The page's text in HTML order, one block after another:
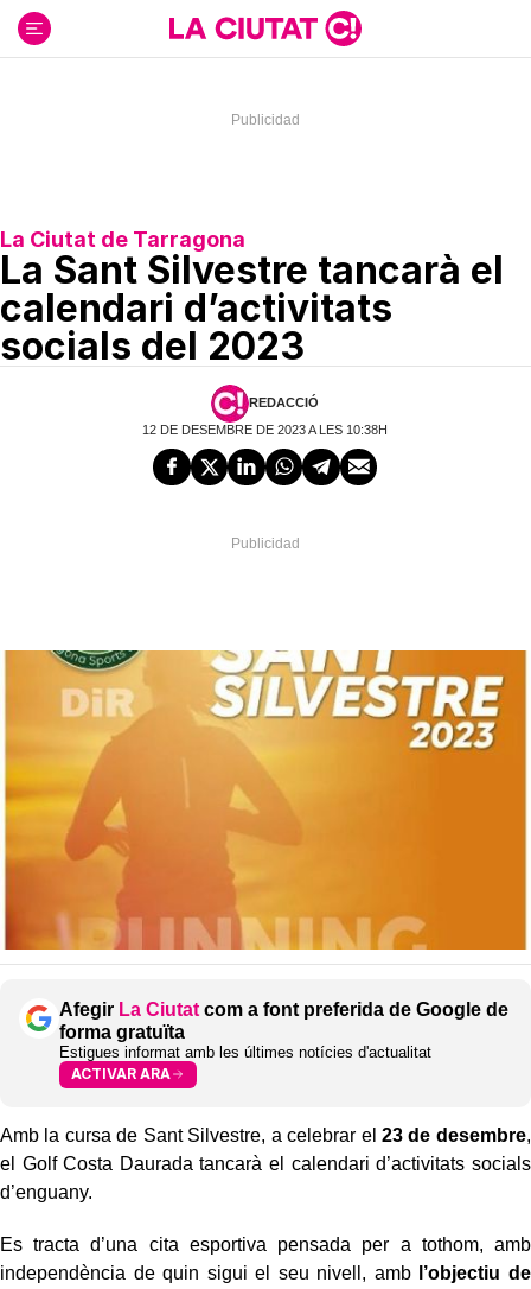
contenido
La Ciutat de Tarragona
La Sant Silvestre tancarà el
calendari d’activitats
socials del 2023
REDACCIÓ
12 DE DESEMBRE DE 2023 A LES 10:38H
Afegir La Ciutat com a font preferida de Google de
forma gratuïta
Estigues informat amb les últimes notícies d'actualitat
ACTIVAR ARA
Amb la cursa de Sant Silvestre, a celebrar el23 de desembre,
el Golf Costa Daurada tancarà el calendari d’activitats socials
d’enguany.
Es tracta d’una cita esportiva pensada per a tothom, amb
independència de quin sigui el seu nivell, amb
l’objectiu de